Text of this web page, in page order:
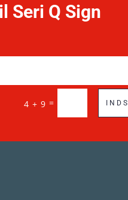
Seri Q Sign
4 + 9 =